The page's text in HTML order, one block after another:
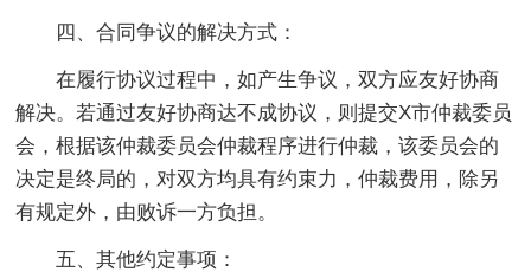
四、合同争议的解决方式：
在履行协议过程中，如产生争议，双方应友好协商
解决。若通过友好协商达不成协议，则提交X市仲裁委员
会，根据该仲裁委员会仲裁程序进行仲裁，该委员会的
决定是终局的，对双方均具有约束力，仲裁费用，除另
有规定外，由败诉一方负担。
五、其他约定事项：